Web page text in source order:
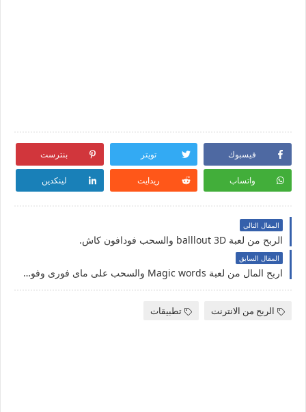
فيسبوك تويتر بنترست
واتساب ريدايت لينكدين
المقال التالي
الربح من لعبة balllout 3D والسحب فودافون كاش.
المقال السابق
اربح المال من لعبة Magic words والسحب على ماى فورى وفودافون كاش وبايبال.
الربح من الانترنت تطبيقات